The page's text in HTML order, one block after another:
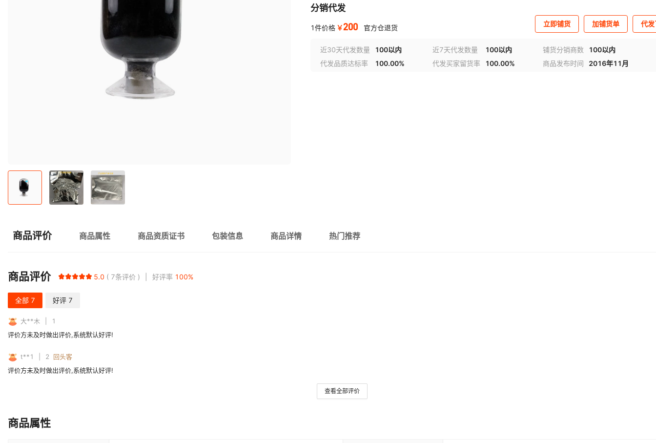
分销代发
1件价格 ￥200 官方仓退货 立即铺货 加铺货单 代
近30天代发数量 100以内 近7天代发数量 100以内 铺货分销商数
100以内
代发品质达标率
100.00% 代发买家留货率 100.00% 商品发布时间 2016年11月
商品评价 商品属性 商品资质证书 包装信息 商品详情 热门推荐
商品评价 5.0 7条评价 好评率 100%
全部 7 好评 7
大**木
1
评价方未及时做出评价,系统默认好评!
t**1 2
回头客
评价方未及时做出评价,系统默认好评!
查看全部评价
商品属性